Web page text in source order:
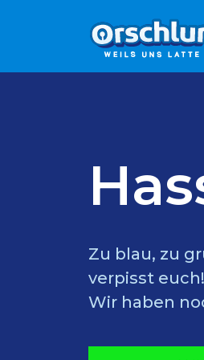
Zu blau, zu
verpisst
Wir haben